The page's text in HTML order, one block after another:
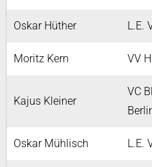
Oskar Hüther L.E.
Moritz Kern VV
Kajus Kleiner
VC
Oskar Mühlisch L.E.